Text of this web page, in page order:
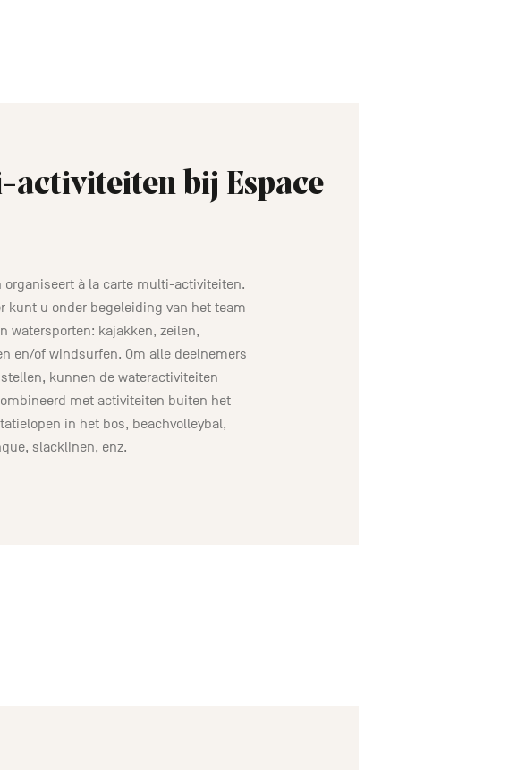
activiteiten bij Espace
organiseert à la carte multi-activiteiten.
kunt u onder begeleiding van het team
watersporten: kajakken, zeilen,
en/of windsurfen. Om alle deelnemers
kunnen de wateractiviteiten
met activiteiten buiten het
in het bos, beachvolleybal,
slacklinen, enz.